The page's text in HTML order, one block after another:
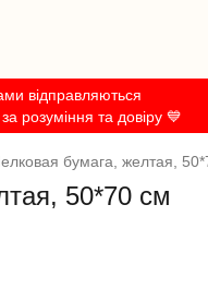
відправляються
розуміння та довіру 💙
бумага, желтая,
50*70 см